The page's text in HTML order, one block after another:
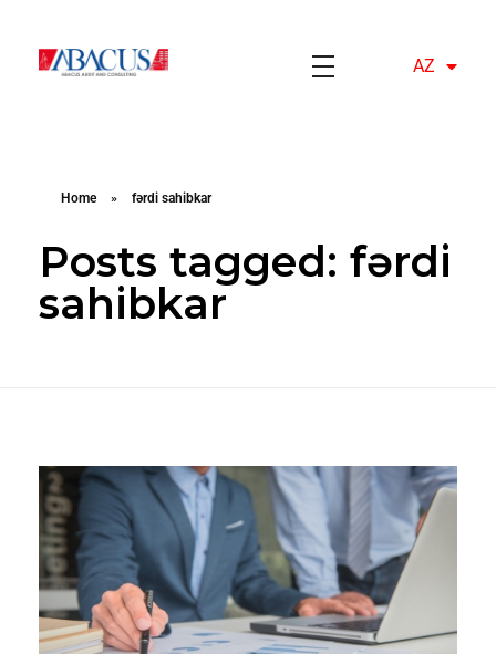
AZ
EN
Home » fərdi sahibkar
Posts tagged: fərdi
sahibkar